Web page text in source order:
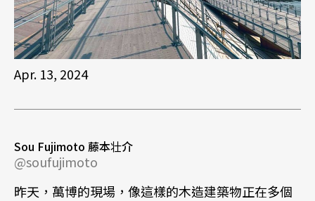
Apr. 13, 2024
Sou Fujimoto 藤本壮介
@soufujimoto
昨天，萬博的現場，像這樣的木造建築物正在多個